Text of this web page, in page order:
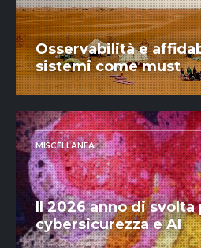
Osservabilità e
sistemi come must
MISCELLANEA
Il 2026 anno di svolta
cybersicurezza e AI